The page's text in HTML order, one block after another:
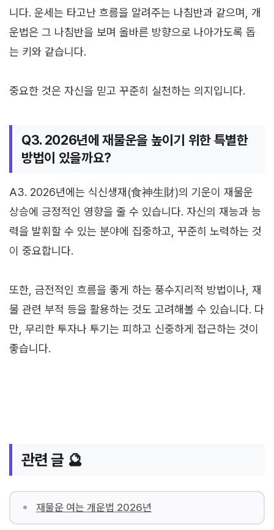
니다. 운세는 타고난 흐름을 알려주는 나침반과 같으며, 개
운법은 그 나침반을 보며 올바른 방향으로 나아가도록 돕
는 키와 같습니다.
중요한 것은 자신을 믿고 꾸준히 실천하는 의지입니다.
Q3. 2026년에 재물운을 높이기 위한 특별한
방법이 있을까요?
A3. 2026년에는 식신생재(食神生財)의 기운이 재물운
상승에 긍정적인 영향을 줄 수 있습니다. 자신의 재능과 능
력을 발휘할 수 있는 분야에 집중하고, 꾸준히 노력하는 것
이 중요합니다.
또한, 금전적인 흐름을 좋게 하는 풍수지리적 방법이나, 재
물 관련 부적 등을 활용하는 것도 고려해볼 수 있습니다. 다
만, 무리한 투자나 투기는 피하고 신중하게 접근하는 것이
좋습니다.
관련 글 🔮
재물운 여는 개운법 2026년